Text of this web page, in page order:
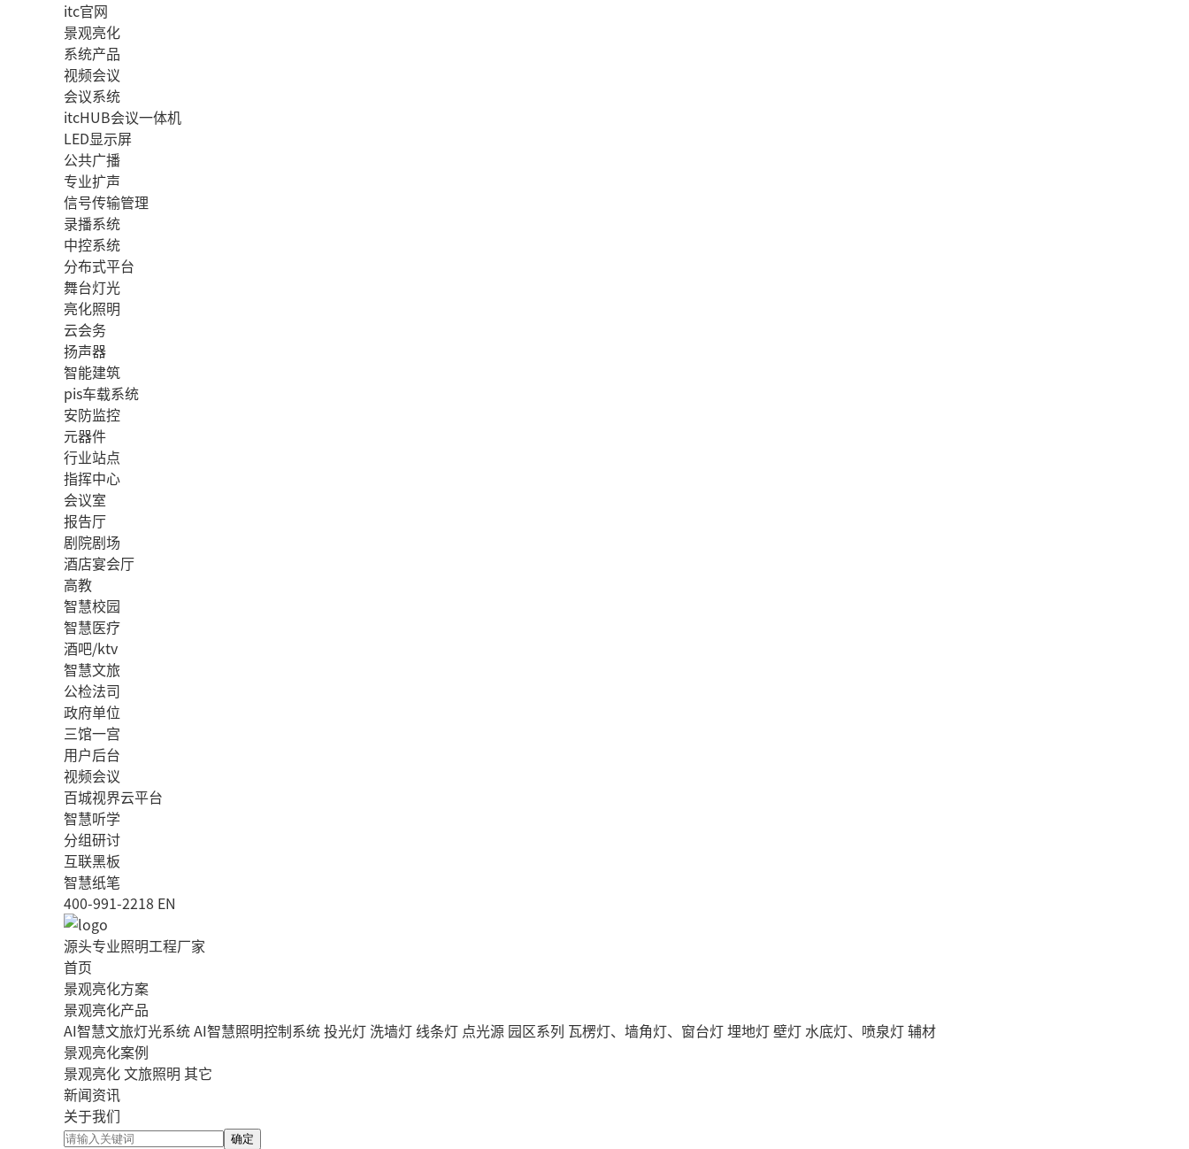
itc官网
景观亮化
系统产品
视频会议
会议系统
itcHUB会议一体机
LED显示屏
公共广播
专业扩声
信号传输管理
录播系统
中控系统
分布式平台
舞台灯光
亮化照明
云会务
扬声器
智能建筑
pis车载系统
安防监控
元器件
行业站点
指挥中心
会议室
报告厅
剧院剧场
酒店宴会厅
高教
智慧校园
智慧医疗
酒吧/ktv
智慧文旅
公检法司
政府单位
三馆一宫
用户后台
视频会议
百城视界云平台
智慧听学
分组研讨
互联黑板
智慧纸笔
400-991-2218 EN
源头专业照明工程厂家
首页
景观亮化方案
景观亮化产品
AI智慧文旅灯光系统AI智慧照明控制系统投光灯洗墙灯线条灯 点光源 园区系列 瓦楞灯、墙角灯、窗台灯埋地灯壁灯水底灯、喷泉灯辅材
景观亮化案例
景观亮化文旅照明 其它
新闻资讯
关于我们
确定